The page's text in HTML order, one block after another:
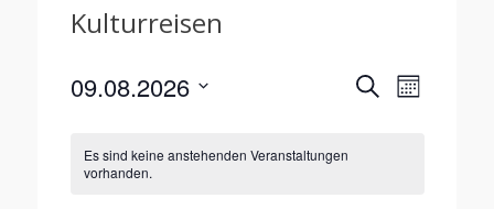
Kulturreisen
SucheMonth
09.08.2026
von
Es sind keine anstehenden Veranstaltungen
vorhanden.